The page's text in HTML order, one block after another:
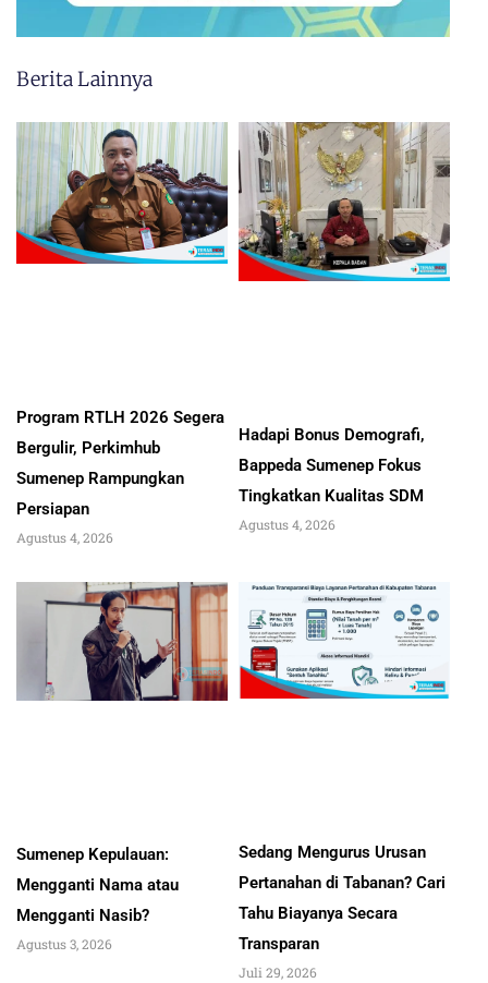
Berita Lainnya
Program RTLH 2026 Segera
Bergulir, Perkimhub
Sumenep Rampungkan
Persiapan
Agustus 4, 2026
Hadapi Bonus Demografi,
Bappeda Sumenep Fokus
Tingkatkan Kualitas SDM
Agustus 4, 2026
Sumenep Kepulauan:
Mengganti Nama atau
Mengganti Nasib?
Agustus 3, 2026
Sedang Mengurus Urusan
Pertanahan di Tabanan? Cari
Tahu Biayanya Secara
Transparan
Juli 29, 2026